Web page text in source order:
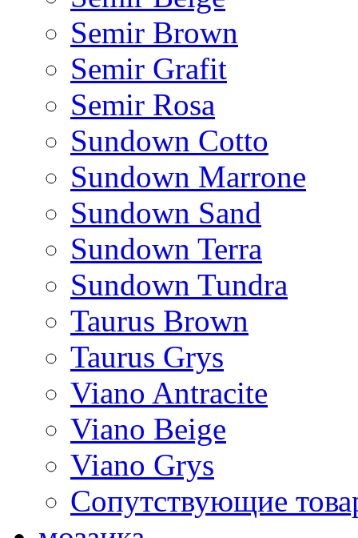
Semir Brown
Semir Grafit
Semir Rosa
Sundown Cotto
Sundown Marrone
Sundown Sand
Sundown Terra
Sundown Tundra
Taurus Brown
Taurus Grys
Viano Antracite
Viano Beige
Viano Grys
Сопутствующие